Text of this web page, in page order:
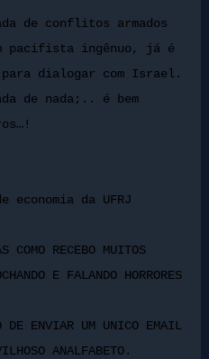
de conflitos armados
pacifista ingênuo, já é
dialogar com Israel.
de nada;.. é bem
economia da UFRJ
COMO RECEBO MUITOS
E FALANDO HORRORES
DE ENVIAR UM UNICO EMAIL
ANALFABETO.